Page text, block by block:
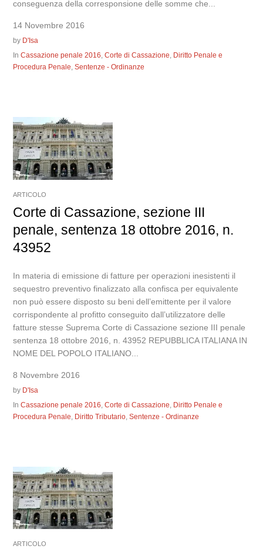
conseguenza della corresponsione delle somme che...
14 Novembre 2016
by D'Isa
InCassazione penale 2016,Corte di Cassazione, Diritto Penale e
Procedura Penale,Sentenze - Ordinanze
ARTICOLO
Corte di Cassazione, sezione III
penale, sentenza 18 ottobre 2016, n.
43952
In materia di emissione di fatture per operazioni inesistenti il
sequestro preventivo finalizzato alla confisca per equivalente
non può essere disposto su beni dell’emittente per il valore
corrispondente al profitto conseguito dall’utilizzatore delle
fatture stesse Suprema Corte di Cassazione sezione III penale
sentenza 18 ottobre 2016, n. 43952 REPUBBLICA ITALIANA IN
NOME DEL POPOLO ITALIANO...
8 Novembre 2016
by D'Isa
InCassazione penale 2016 ,Corte di Cassazione Diritto Penale e
Procedura Penale Diritto Tributario ,Sentenze - Ordinanze
ARTICOLO